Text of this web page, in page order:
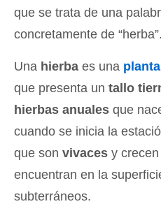
que se trata de una
concretamente de “herba”.
Una hierba es una planta
que presenta un tallo
hierbas anuales que
cuando se inicia la
que son vivaces y
encuentran en la
subterráneos.